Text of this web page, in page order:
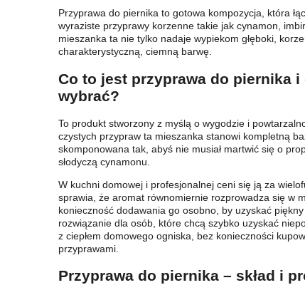
Przyprawa do piernika to gotowa kompozycja, która
wyraziste przyprawy korzenne takie jak cynamon,
mieszanka ta nie tylko nadaje wypiekom głęboki,
charakterystyczną, ciemną barwę.
Co to jest przyprawa do piernika
wybrać?
To produkt stworzony z myślą o wygodzie i
czystych przypraw ta mieszanka stanowi kompletną
skomponowana tak, abyś nie musiał martwić się o
słodyczą cynamonu.
W kuchni domowej i profesjonalnej ceni się ją za
sprawia, że aromat równomiernie rozprowadza się w
konieczność dodawania go osobno, by uzyskać
rozwiązanie dla osób, które chcą szybko uzyskać
z ciepłem domowego ogniska, bez konieczności
przyprawami.
Przyprawa do piernika – skład i